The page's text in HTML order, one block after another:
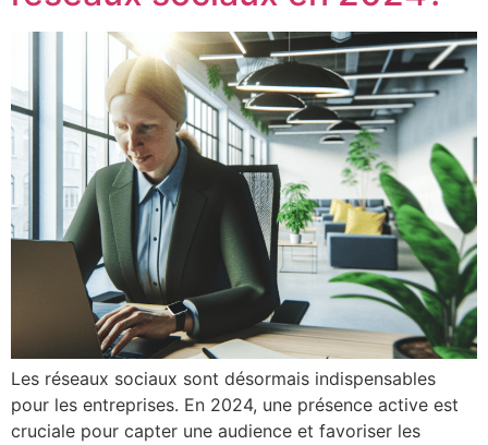
Les réseaux sociaux sont désormais indispensables
pour les entreprises. En 2024, une présence active est
cruciale pour capter une audience et favoriser les